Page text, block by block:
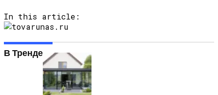
In this article:
В Тренде